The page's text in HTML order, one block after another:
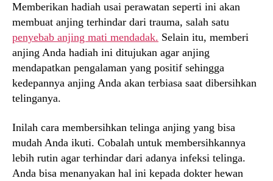
Memberikan hadiah usai perawatan seperti ini akan
membuat anjing terhindar dari trauma, salah satu
penyebab anjing mati mendadak. Selain itu, memberi
anjing Anda hadiah ini ditujukan agar anjing
mendapatkan pengalaman yang positif sehingga
kedepannya anjing Anda akan terbiasa saat dibersihkan
telinganya.
Inilah cara membersihkan telinga anjing yang bisa
mudah Anda ikuti. Cobalah untuk membersihkannya
lebih rutin agar terhindar dari adanya infeksi telinga.
Anda bisa menanyakan hal ini kepada dokter hewan